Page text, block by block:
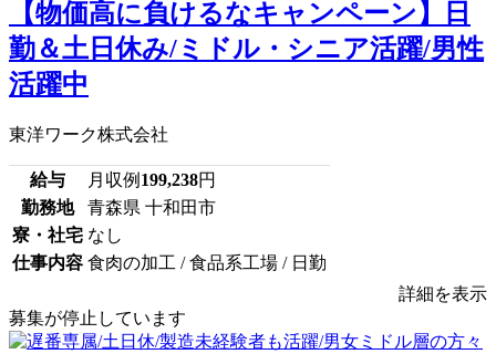
【物価高に負けるなキャンペーン】日
勤＆土日休み/ミドル・シニア活躍/男性
活躍中
東洋ワーク株式会社
給与 月収例 199,238円
勤務地
青森県 十和田市
寮・社宅 なし
仕事内容 食肉の加工 / 食品系工場 / 日勤
詳細を表示
募集が停止しています